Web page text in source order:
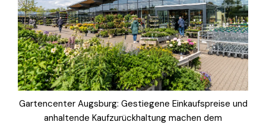
Gartencenter Augsburg: Gestiegene Einkaufspreise und
anhaltende Kaufzurückhaltung machen dem